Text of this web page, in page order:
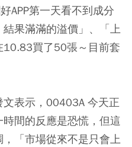
APP第一天看不到成分
果滿滿的溢價」、「上
10.83買了50張～目前套
表示，00403A 今天正
間的反應是恐慌，但這
「市場從來不是只會上